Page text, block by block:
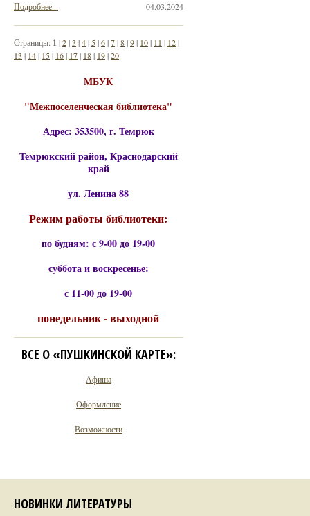
04.03.2024
Подробнее...
Страницы: 1 |2|3 |4| 5|6|7|8|9| 10| 11 | 12|
13 | 14| 15| 16| 17| 18| 19|20
МБУК
"Межпоселенческая библиотека"
Адрес: 353500, г. Темрюк
Темрюкский район, Краснодарский
край
ул. Ленина 88
Режим работы библиотеки:
по будням: с 9-00 до 19-00
суббота и воскресенье:
с 11-00 до 19-00
понедельник - выходной
ВСЕ О «ПУШКИНСКОЙ КАРТЕ»:
Афиша
Оформление
Возможности
НОВИНКИ ЛИТЕРАТУРЫ